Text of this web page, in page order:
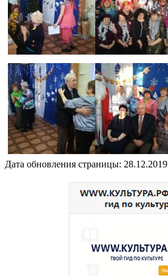
Дата обновления страницы: 28.12.2019